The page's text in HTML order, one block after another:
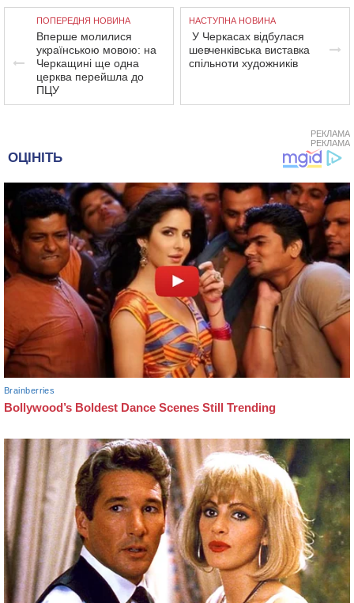
ПОПЕРЕДНЯ НОВИНА
Вперше молилися
українською мовою: на
Черкащині ще одна
церква перейшла до
ПЦУ
НАСТУПНА НОВИНА
У Черкасах відбулася
шевченківська виставка
спільноти художників
РЕКЛАМА
РЕКЛАМА